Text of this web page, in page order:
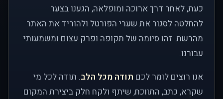
כעת, לאחר דרך ארוכה ומופלאה, הגענו בצער
להחלטה לסגור את שערי הפורטל ולהוריד את האתר
מהרשת. זהו סיומה של תקופה ופרק עצום ומשמעותי
עבורנו.
אנו רוצים לומר לכם תודה מכל הלב. תודה לכל מי
שקרא, כתב, התווכח, שיתף ולקח חלק ביצירת המקום